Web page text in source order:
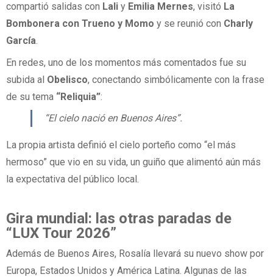
compartió salidas con Lali y Emilia Mernes, visitó La
Bombonera con Trueno y Momo y se reunió con Charly
García.
En redes, uno de los momentos más comentados fue su
subida al Obelisco, conectando simbólicamente con la frase
de su tema “Reliquia”:
“El cielo nació en Buenos Aires”.
La propia artista definió el cielo porteño como “el más
hermoso” que vio en su vida, un guiño que alimentó aún más
la expectativa del público local.
Gira mundial: las otras paradas de
“LUX Tour 2026”
Además de Buenos Aires, Rosalía llevará su nuevo show por
Europa, Estados Unidos y América Latina. Algunas de las